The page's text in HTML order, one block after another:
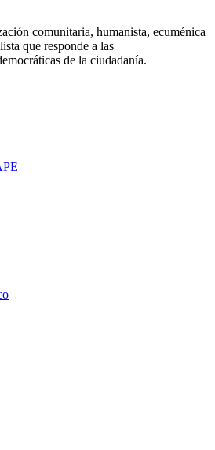
comunitaria, humanista, ecuménica
que responde a las
de la ciudadanía.